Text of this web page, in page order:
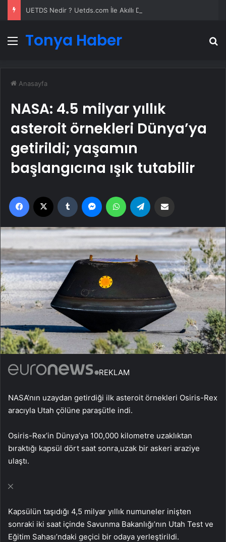
Menü
Tonya Haber
Anasayfa
NASA: 4.5 milyar yıllık
asteroit örnekleri Dünya’ya
getirildi; yaşamın
başlangıcına ışık tutabilir
Facebook Tumblr MessengerWhatsApp
REKLAM
NASA’nın uzaydan getirdiği ilk asteroit örnekleri Osiris-Rex
aracıyla Utah çölüne paraşütle indi.
Osiris-Rex’in Dünya’ya 100,000 kilometre uzaklıktan
bıraktığı kapsül dört saat sonra,uzak bir askeri araziye
ulaştı.
Kapsülün taşıdığı 4,5 milyar yıllık numuneler inişten
sonraki iki saat içinde Savunma Bakanlığı’nın Utah Test ve
Eğitim Sahası’ndaki geçici bir odaya yerleştirildi.